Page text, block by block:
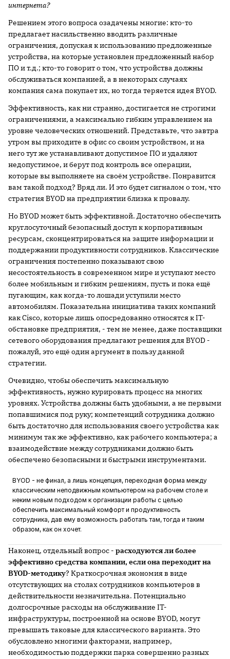
интернета?
Решением этого вопроса озадачены многие: кто-то
предлагает насильственно вводить различные
ограничения, допуская к использованию предложенные
устройства, на которые установлен предложенный набор
ПО и т.д.; кто-то говорит о том, что устройства должны
обслуживаться компанией, а в некоторых случаях
компания сама покупает их, но тогда теряется идея BYOD.
Эффективность, как ни странно, достигается не строгими
ограничениями, а максимально гибким управлением на
уровне человеческих отношений. Представьте, что завтра
утром вы приходите в офис со своим устройством, и на
него тут же устанавливают допустимое ПО и удаляют
недопустимое, и берут под контроль все операции,
которые вы выполняете на своём устройстве. Понравится
вам такой подход? Вряд ли. И это будет сигналом о том, что
стратегия BYOD на предприятии близка к провалу.
Но BYOD может быть эффективной. Достаточно обеспечить
круглосуточный безопасный доступ к корпоративным
ресурсам, сконцентрироваться на защите информации и
поддержании продуктивности сотрудников. Классические
ограничения постепенно показывают свою
несостоятельность в современном мире и уступают место
более мобильным и гибким решениям, пусть и пока ещё
пугающим, как когда-то лошади уступили место
автомобилям. Показательна инициатива таких компаний
как Cisco, которые лишь опосредованно относятся к IT-
обстановке предприятия, - тем не менее, даже поставщики
сетевого оборудования предлагают решения для BYOD -
пожалуй, это ещё один аргумент в пользу данной
стратегии.
Очевидно, чтобы обеспечить максимальную
эффективность, нужно курировать процесс на многих
уровнях. Устройства должны быть удобными, а не первыми
попавшимися под руку; компетенций сотрудника должно
быть достаточно для использования своего устройства как
минимум так же эффективно, как рабочего компьютера; а
взаимодействие между сотрудниками должно быть
обеспечено безопасными и быстрыми инструментами.
BYOD - не финал, а лишь концепция, переходная форма между
классическим неподвижным компьютером на рабочем столе и
неким новым подходом к организации работы с целью
обеспечить максимальный комфорт и продуктивность
сотрудника, дав ему возможность работать там, тогда и таким
образом, как он хочет.
Наконец, отдельный вопрос - расходуются ли более
эффективно средства компании, если она переходит на
BYOD-методику? Краткосрочная экономия в виде
отсутствующих на столах сотрудников компьютеров в
действительности незначительна. Потенциально
долгосрочные расходы на обслуживание IT-
инфраструктуры, построенной на основе BYOD, могут
превышать таковые для классического варианта. Это
обусловлено многими факторами, например,
необходимостью поддержки парка совершенно разных